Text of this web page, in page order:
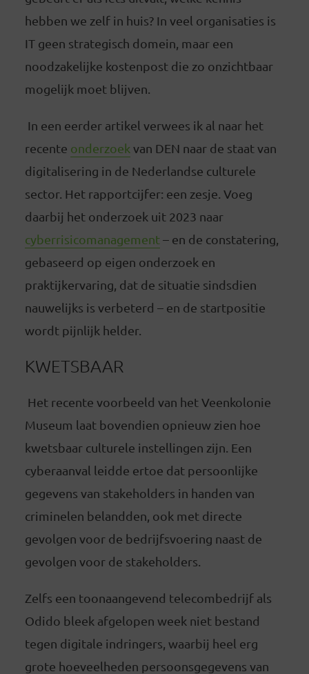
hebben we zelf in huis? In veel organisaties is
IT geen strategisch domein, maar een
noodzakelijke kostenpost die zo onzichtbaar
mogelijk moet blijven.
In een eerder artikel verwees ik al naar het
recente onderzoek van DEN naar de staat van
digitalisering in de Nederlandse culturele
sector. Het rapportcijfer: een zesje. Voeg
daarbij het onderzoek uit 2023 naar
cyberrisicomanagement– en de constatering,
gebaseerd op eigen onderzoek en
praktijkervaring, dat de situatie sindsdien
nauwelijks is verbeterd – en de startpositie
wordt pijnlijk helder.
KWETSBAAR
Het recente voorbeeld van het Veenkolonie
Museum laat bovendien opnieuw zien hoe
kwetsbaar culturele instellingen zijn. Een
cyberaanval leidde ertoe dat persoonlijke
gegevens van stakeholders in handen van
criminelen belandden, ook met directe
gevolgen voor de bedrijfsvoering naast de
gevolgen voor de stakeholders.
Zelfs een toonaangevend telecombedrijf als
Odido bleek afgelopen week niet bestand
tegen digitale indringers, waarbij heel erg
grote hoeveelheden persoonsgegevens van